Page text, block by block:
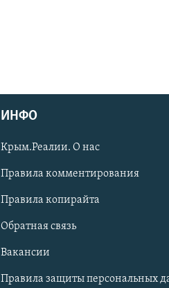
ИНФО
Крым.Реалии. О нас
Правила комментирования
Правила копирайта
Обратная связь
Вакансии
Правила защиты персональных